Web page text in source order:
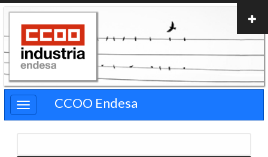
Pasar
contenido
principal
CCOO Endesa